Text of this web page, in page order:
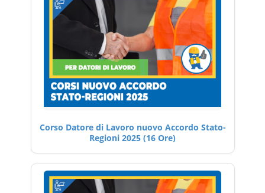
Corso Datore di Lavoro nuovo Accordo Stato-
Regioni 2025 (16 Ore)